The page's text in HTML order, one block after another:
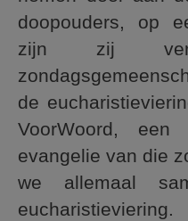
doopouders, op
zijn zij
de
VoorWoord,
evangelie van die
we allemaal